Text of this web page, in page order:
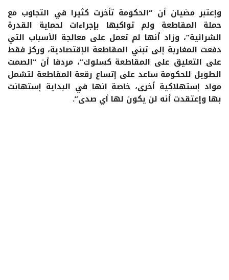
وإعتبر مضيان أن “الحكومة تأخرت كثيرا في التجاوب مع
حملة المقاطعة ولم تواكبها بإجراءات لحماية القدرة
الشرائية”، وزاد أنها لم تعمل على معالجة الأسباب التي
دفعت المغاربة إلى تبني المقاطعة الإقتصادية، وركز فقط
على التعليق على المقاطعة كسلوك”، مردفا أن “الصمت
الطويل للحكومة ساعد على إتساع رقعة المقاطعة لتشمل
مواد إستهلاكية أخرى، خاصة انها في البداية إستهانت
بها وإعتقدت أنه لن يكون لها أي صدى”.